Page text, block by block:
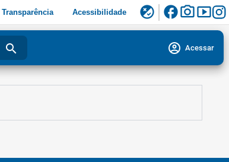
Transparência Acessibilidade flaky facebookphoto_camerasmart_display
search account_circle Acessar